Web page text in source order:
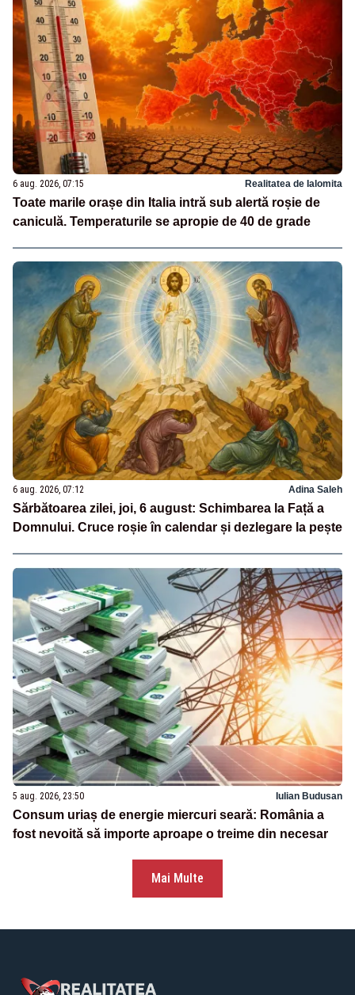
6 aug. 2026, 07:15 Realitatea de Ialomita
Toate marile orașe din Italia intră sub alertă roșie de
caniculă. Temperaturile se apropie de 40 de grade
6 aug. 2026, 07:12 Adina Saleh
Sărbătoarea zilei, joi, 6 august: Schimbarea la Față a
Domnului. Cruce roșie în calendar și dezlegare la pește
5 aug. 2026, 23:50 Iulian Budusan
Consum uriaș de energie miercuri seară: România a
fost nevoită să importe aproape o treime din necesar
Mai Multe